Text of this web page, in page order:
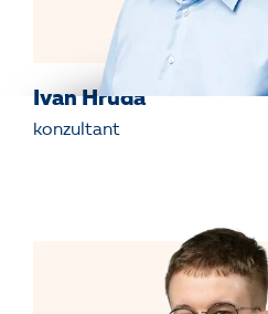
Ivan Hruda
konzultant